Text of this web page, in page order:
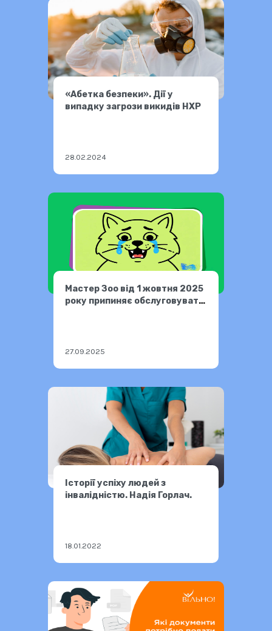
«Абетка безпеки». Дії у
випадку загрози викидів НХР
28.02.2024
Мастер Зоо від 1 жовтня 2025
року припиняє обслуговувати
27.09.2025
Історії успіху людей з
інвалідністю. Надія Горлач.
18.01.2022